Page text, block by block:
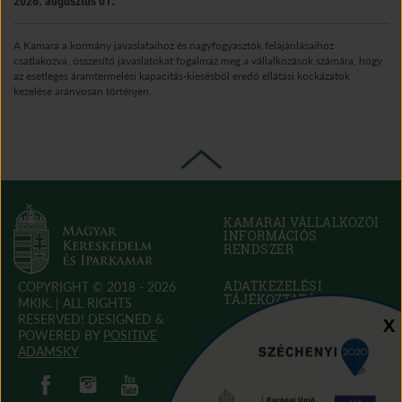
A Kamara a kormány javaslataihoz és nagyfogyasztók felajánlásaihoz
csatlakozva, összesítő javaslatokat fogalmaz meg a vállalkozások számára, hogy
az esetleges áramtermelési kapacitás-kiesésből eredő ellátási kockázatok
kezelése arányosan történjen.
X
COPYRIGHT © 2018 - 2026
MKIK. | ALL RIGHTS
RESERVED! DESIGNED &
POWERED BY POSITIVE
ADAMSKY
NEW
WINDOW)
(open in new window) (open in new window) (open in new window) (open in new window)
KAMARAI VÁLLALKOZÓI
INFORMÁCIÓS
RENDSZER(OPEN
NEW
WINDOW)
ADATKEZELÉSI
TÁJÉKOZTATÓ
SÜTI SZABÁLYZAT
AKADÁLYMENTESÍTÉSI
NYILATKOZAT (OPEN